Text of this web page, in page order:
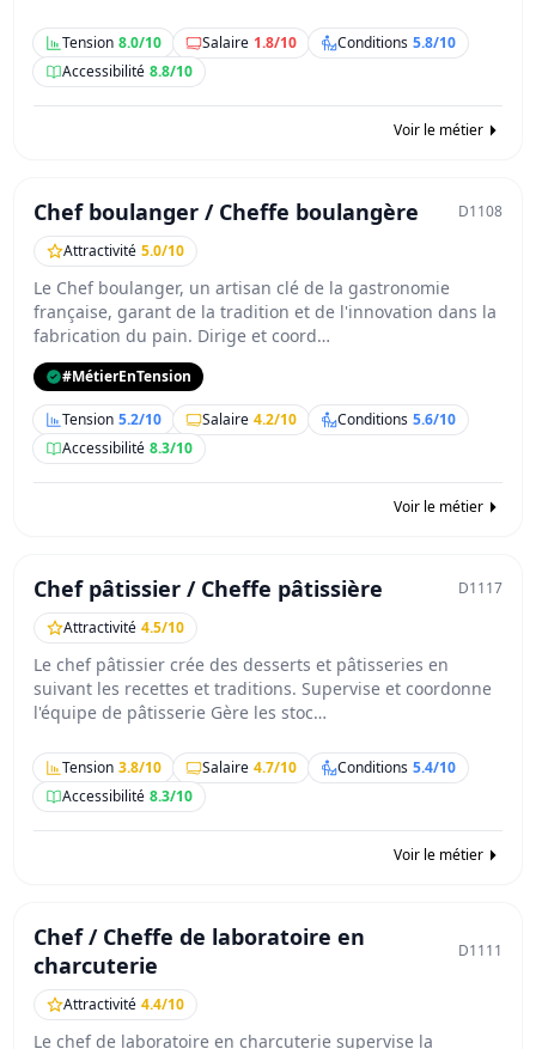
Tension 8.0/10 Salaire 1.8/10 Conditions 5.8/10
Accessibilité 8.8/10
Voir le métier
Chef boulanger / Cheffe boulangère
D1108
Attractivité 5.0/10
Le Chef boulanger, un artisan clé de la gastronomie
française, garant de la tradition et de l'innovation dans la
fabrication du pain. Dirige et coord…
#MétierEnTension
Tension 5.2/10 Salaire 4.2/10 Conditions 5.6/10
Accessibilité 8.3/10
Voir le métier
Chef pâtissier / Cheffe pâtissière
D1117
Attractivité 4.5/10
Le chef pâtissier crée des desserts et pâtisseries en
suivant les recettes et traditions. Supervise et coordonne
l'équipe de pâtisserie Gère les stoc…
Tension 3.8/10 Salaire 4.7/10 Conditions 5.4/10
Accessibilité 8.3/10
Voir le métier
Chef / Cheffe de laboratoire en
charcuterie
D1111
Attractivité 4.4/10
Le chef de laboratoire en charcuterie supervise la